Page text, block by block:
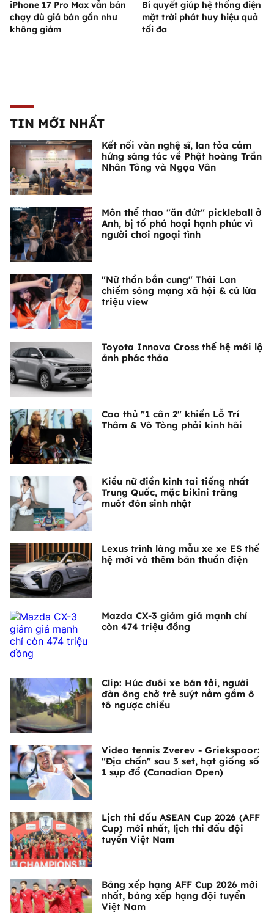
iPhone 17 Pro Max vẫn bán
chạy dù giá bán gần như
không giảm
Bí quyết giúp hệ thống điện
mặt trời phát huy hiệu quả
tối đa
TIN MỚI NHẤT
Kết nối văn nghệ sĩ, lan tỏa cảm
hứng sáng tác về Phật hoàng Trần
Nhân Tông và Ngọa Vân
Môn thể thao "ăn đứt" pickleball ở
Anh, bị tố phá hoại hạnh phúc vì
người chơi ngoại tình
"Nữ thần bắn cung" Thái Lan
chiếm sóng mạng xã hội & cú lừa
triệu view
Toyota Innova Cross thế hệ mới lộ
ảnh phác thảo
Cao thủ "1 cân 2" khiến Lỗ Trí
Thâm & Võ Tòng phải kinh hãi
Kiều nữ điền kinh tai tiếng nhất
Trung Quốc, mặc bikini trắng
muốt đón sinh nhật
Lexus trình làng mẫu xe xe ES thế
hệ mới và thêm bản thuần điện
Mazda CX-3 giảm giá mạnh chỉ
còn 474 triệu đồng
Clip: Húc đuôi xe bán tải, người
đàn ông chở trẻ suýt nằm gầm ô
tô ngược chiều
Video tennis Zverev - Griekspoor:
"Địa chấn" sau 3 set, hạt giống số
1 sụp đổ (Canadian Open)
Lịch thi đấu ASEAN Cup 2026 (AFF
Cup) mới nhất, lịch thi đấu đội
tuyển Việt Nam
Bảng xếp hạng AFF Cup 2026 mới
nhất, bảng xếp hạng đội tuyển
Việt Nam